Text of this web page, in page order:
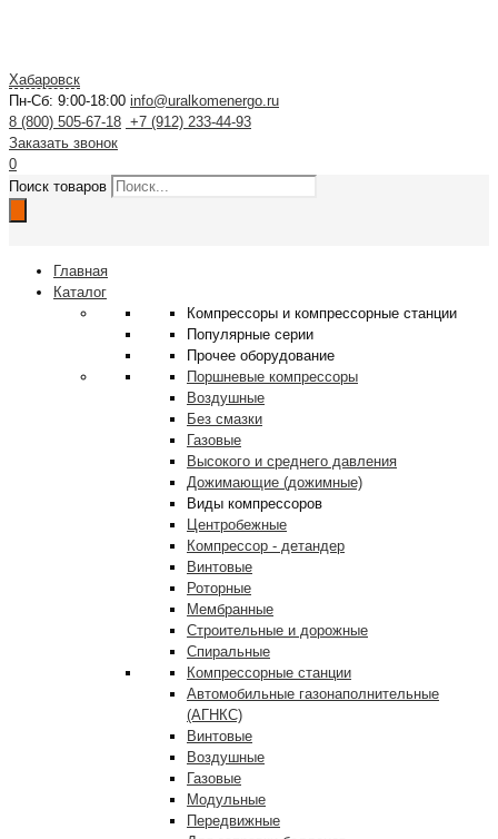
Хабаровск
Пн-Сб: 9:00-18:00 info@uralkomenergo.ru
8 (800) 505-67-18 +7 (912) 233-44-93
Заказать звонок
0
Поиск товаров
Главная
Каталог
Компрессоры и компрессорные станции
Популярные серии
Прочее оборудование
Поршневые компрессоры
Воздушные
Без смазки
Газовые
Высокого и среднего давления
Дожимающие (дожимные)
Виды компрессоров
Центробежные
Компрессор - детандер
Винтовые
Роторные
Мембранные
Строительные и дорожные
Спиральные
Компрессорные станции
Автомобильные газонаполнительные
(АГНКС)
Винтовые
Воздушные
Газовые
Модульные
Передвижные